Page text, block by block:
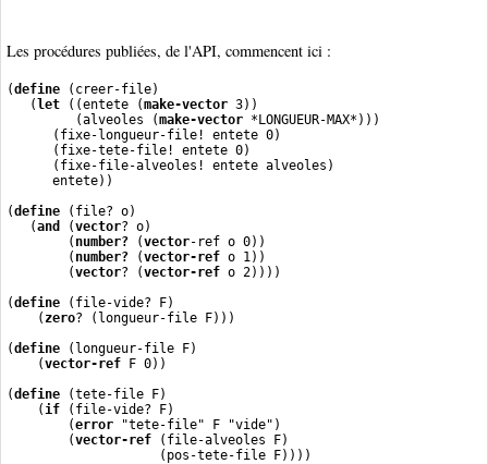
Les procédures publiées, de l'API, commencent ici :
(define (creer-file)
   (
let ((entete (make-vector 3))
         (alveoles (
make-vector *LONGUEUR-MAX*)))
      (fixe-longueur-file! entete 0)
      (fixe-tete-file! entete 0)
      (fixe-file-alveoles! entete alveoles)
      entete))
(define (file? o)
   (
and (vector? o)
        (
number? (vector-ref o 0))
        (
number? (vector-ref o 1))
        (
vector? (vector-ref o 2))))
(define (file-vide? F)
    (
zero? (longueur-file F)))
(define (longueur-file F)
    (
vector-ref F 0))
(define (tete-file F)
    (
if (file-vide? F)
        (
error "tete-file" F "vide")
        (
vector-ref (file-alveoles F)
                    (pos-tete-file F))))